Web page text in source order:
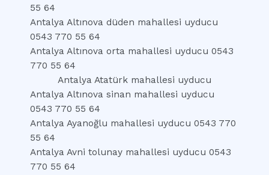
55 64
Antalya Altınova düden mahallesi uyducu
0543 770 55 64
Antalya Altınova orta mahallesi uyducu 0543
770 55 64
Antalya Atatürk mahallesi uyducu
Antalya Altınova sinan mahallesi uyducu
0543 770 55 64
Antalya Ayanoğlu mahallesi uyducu 0543 770
55 64
Antalya Avni tolunay mahallesi uyducu 0543
770 55 64